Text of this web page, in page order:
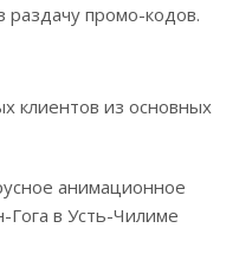
раздачу промо-кодов.
клиентов из основных
анимационное
Гога в Усть-Чилиме